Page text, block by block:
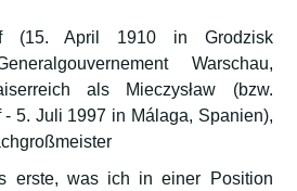
(15. April 1910 in Grodzisk
Warschau,
als Mieczysław (bzw.
- 5. Juli 1997 in Málaga, Spanien),
erste, was ich in einer Position